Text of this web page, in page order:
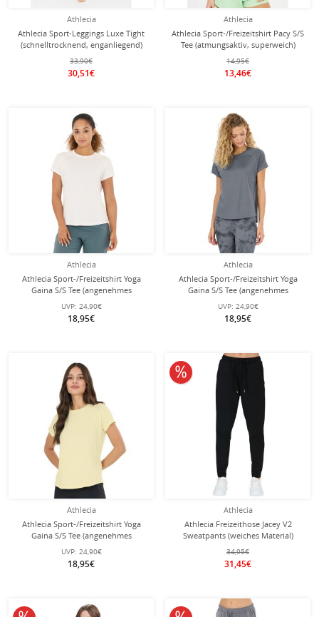
Athlecia
Athlecia Sport-Leggings Luxe Tight
(schnelltrocknend, enganliegend)
schwarz Damen
33,90€
30,51€
Athlecia
Athlecia Sport-/Freizeitshirt Pacy S/S
Tee (atmungsaktiv, superweich)
schwarz Damen
14,95€
13,46€
Athlecia
Athlecia Sport-/Freizeitshirt Yoga
Gaina S/S Tee (angenehmes
Tragegefühl) weiss Damen
UVP: 24,90€
18,95€
Athlecia
Athlecia Sport-/Freizeitshirt Yoga
Gaina S/S Tee (angenehmes
Tragegefühl) grau Damen
UVP: 24,90€
18,95€
Athlecia
Athlecia Sport-/Freizeitshirt Yoga
Gaina S/S Tee (angenehmes
Tragegefühl) gelb Damen
UVP: 24,90€
18,95€
Athlecia
Athlecia Freizeithose Jacey V2
Sweatpants (weiches Material)
schwarz Damen
34,95€
31,45€
10% reduziert